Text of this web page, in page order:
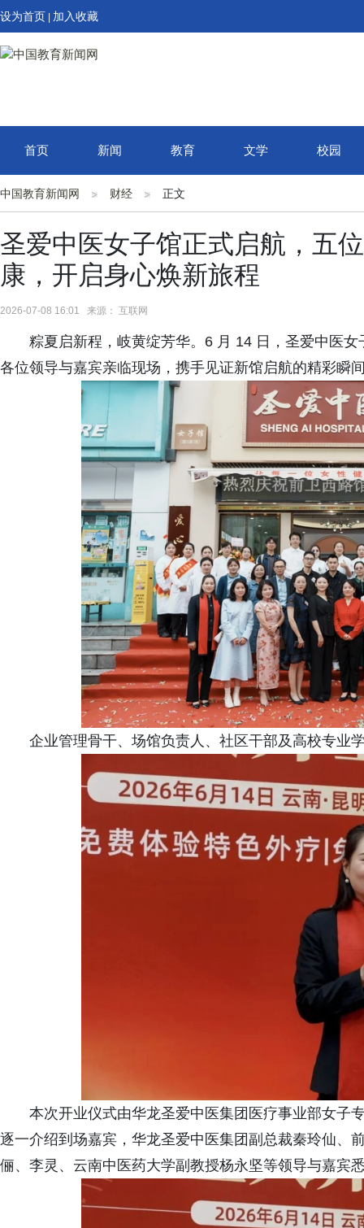
设为首页 加入收藏
首页 新闻 教育 文学 校园
中国教育新闻网 财经 正文
圣爱中医女子馆正式启航，五
康，开启身心焕新旅程
2026-07-08 16:01 来源： 互联网
粽夏启新程，岐黄绽芳华。6 月 14 日，圣爱中医
各位领导与嘉宾亲临现场，携手见证新馆启航的精彩瞬
企业管理骨干、场馆负责人、社区干部及高校专业
本次开业仪式由华龙圣爱中医集团医疗事业部女子
逐一介绍到场嘉宾，华龙圣爱中医集团副总裁秦玲仙、
俪、李灵、云南中医药大学副教授杨永坚等领导与嘉宾